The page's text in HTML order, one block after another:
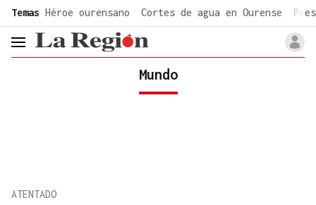
common.go-to-content
Temas Héroe ourensano Cortes de agua en Ourense
header.menu.open
Mundo
ATENTADO